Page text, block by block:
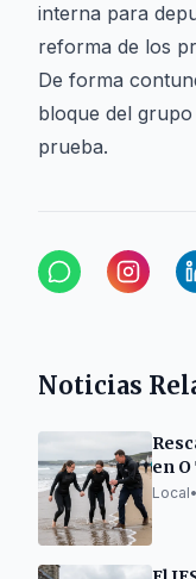
interna para
reforma de los
De forma
bloque del
prueba.
Noticias
en
Local•